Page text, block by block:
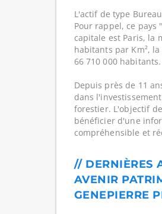
L'actif de type
Pour rappel, ce pays
capitale est Paris, la
habitants par Km²,
66 710 000 habitants.
Depuis près de 11
dans
forestier. L'objectif
bénéficier d'une
compréhensible et
// DERNIÈRES
AVENIR
GENEPIERRE